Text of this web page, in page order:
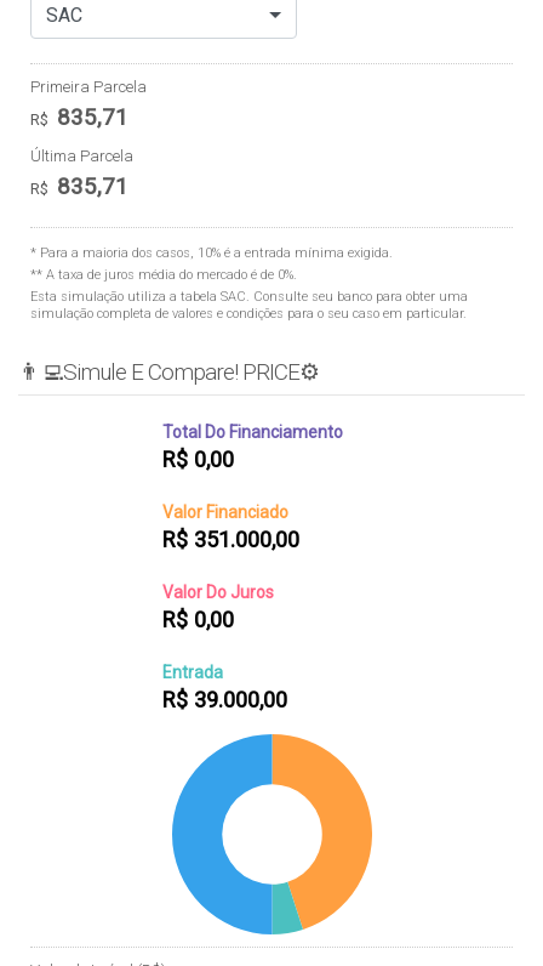
SAC
Primeira Parcela
R$ 835,71
Última Parcela
R$ 835,71
* Para a maioria dos casos, 10% é a entrada mínima exigida.
** A taxa de juros média do mercado é de 0%.
Esta simulação utiliza a tabela SAC. Consulte seu banco para obter uma
simulação completa de valores e condições para o seu caso em particular.
👨‍💻Simule E Compare! PRICE⚙️
Total Do Financiamento
R$ 0,00
Valor Financiado
R$ 351.000,00
Valor Do Juros
R$ 0,00
Entrada
R$ 39.000,00